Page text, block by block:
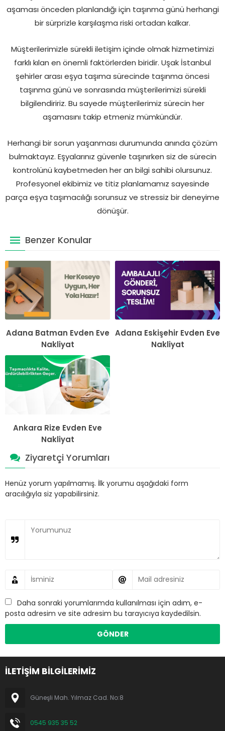
aşaması önceden planlandığı için taşınma günü herhangi
bir sürprizle karşılaşma riski ortadan kalkar.
Müşterilerimizle sürekli iletişim içinde olmak hizmetimizi
farklı kılan en önemli faktörlerden biridir. Uşak İstanbul
şehirler arası eşya taşıma sürecinde taşınma öncesi
taşınma günü ve sonrasında müşterilerimizi sürekli
bilgilendiririz. Bu sayede müşterilerimiz sürecin her
aşamasını takip etmeniz mümkündür.
Herhangi bir sorun yaşanması durumunda anında çözüm
bulmaktayız. Eşyalarınız güvenle taşınırken siz de sürecin
kontrolünü kaybetmeden her an bilgi sahibi olursunuz.
Profesyonel ekibimiz ve titiz planlamamız sayesinde
parça eşya taşımacılığı sorunsuz ve stressiz bir deneyime
dönüşür.
Benzer Konular
Adana Batman Evden Eve
Nakliyat
Adana Eskişehir Evden Eve
Nakliyat
Ankara Rize Evden Eve
Nakliyat
Ziyaretçi Yorumları
Henüz yorum yapılmamış. İlk yorumu aşağıdaki form
aracılığıyla siz yapabilirsiniz.
Daha sonraki yorumlarımda kullanılması için adım, e-
posta adresim ve site adresim bu tarayıcıya kaydedilsin.
İLETİŞİM BİLGİLERİMİZ
Güneşli Mah. Yılmaz Cad. No:8
0545 935 35 52